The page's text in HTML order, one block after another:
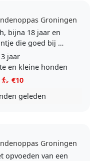
Groningen
bijna 18 jaar en
die goed bij mij
zoeken naar
ik uit het leven
jaar
en kleine honden
€10
geleden
Groningen
opvoeden van een